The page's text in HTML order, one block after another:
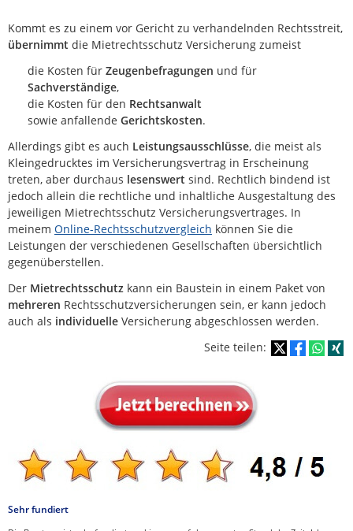
Kommt es zu einem vor Gericht zu verhandelnden Rechtsstreit,
übernimmt die Mietrechtsschutz Versicherung zumeist
die Kosten für Zeugenbefragungen und für
Sachverständige,
die Kosten für den Rechtsanwalt
sowie anfallende Gerichtskosten.
Allerdings gibt es auch Leistungsausschlüsse, die meist als
Kleingedrucktes im Versicherungsvertrag in Erscheinung
treten, aber durchaus lesenswert sind. Rechtlich bindend ist
jedoch allein die rechtliche und inhaltliche Ausgestaltung des
jeweiligen Mietrechtsschutz Versicherungsvertrages. In
meinem Online-Rechtsschutzvergleich können Sie die
Leistungen der verschiedenen Gesellschaften übersichtlich
gegenüberstellen.
Der Mietrechtsschutz kann ein Baustein in einem Paket von
mehreren Rechtsschutzversicherungen sein, er kann jedoch
auch als individuelle Versicherung abgeschlossen werden.
Seite teilen:
Sehr fundiert